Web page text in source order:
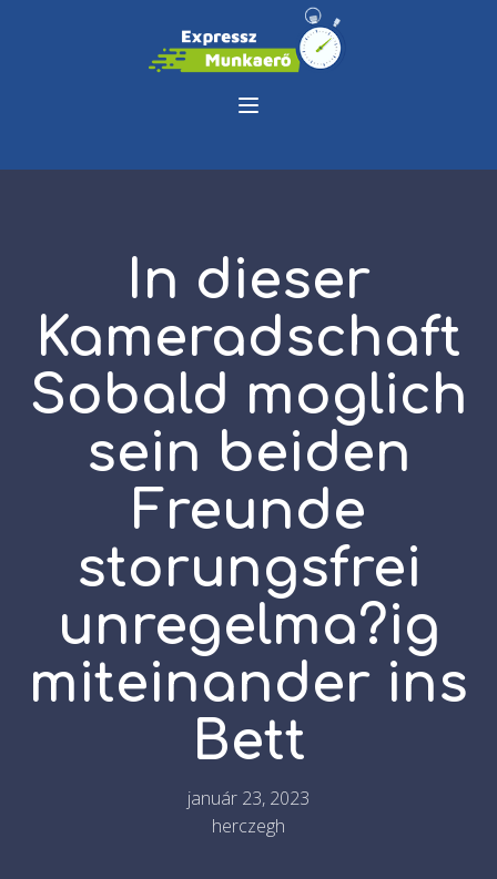
In dieser
Kameradschaft
Sobald moglich
sein beiden
Freunde
storungsfrei
unregelma?ig
miteinander ins
Bett
január 23, 2023
herczegh